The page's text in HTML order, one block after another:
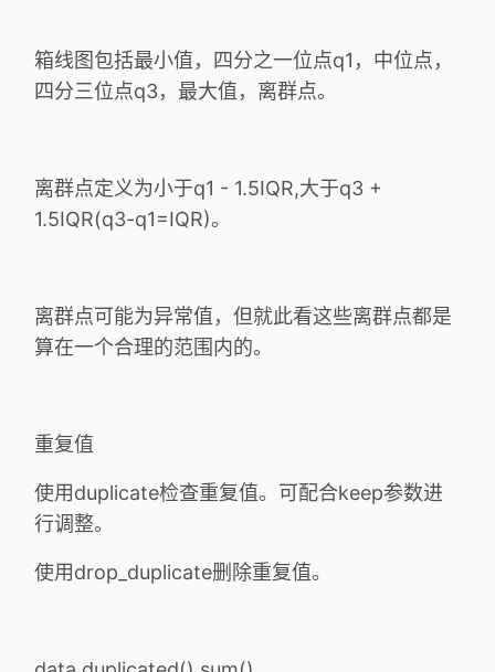
箱线图包括最小值，四分之一位点q1，中位点，
四分三位点q3，最大值，离群点。
离群点定义为小于q1 - 1.5IQR,大于q3 +
1.5IQR(q3-q1=IQR)。
离群点可能为异常值，但就此看这些离群点都是
算在一个合理的范围内的。
重复值
使用duplicate检查重复值。可配合keep参数进
行调整。
使用drop_duplicate删除重复值。